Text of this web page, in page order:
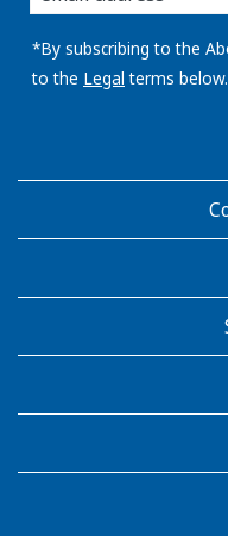
email
address:
*By subscribing to the
to the Legal terms below.